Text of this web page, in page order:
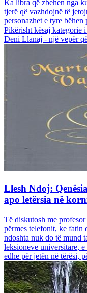
Ka libra që zbehen nga
tjerë që vazhdojnë të
personazhet e tyre
Pikërisht kësaj
Deni Llanaj - një vepër
Llesh Ndoj:
apo letërsia në
Të diskutosh me
përmes telefonit, ke fatin
ndoshta nuk do të mund
leksioneve universitare,
edhe për jetën në tërësi,